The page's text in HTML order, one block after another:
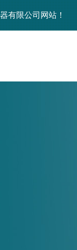
有限公司网站！